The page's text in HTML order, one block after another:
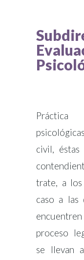
civil, éstas
trate, a
caso a las
proceso
se llevan